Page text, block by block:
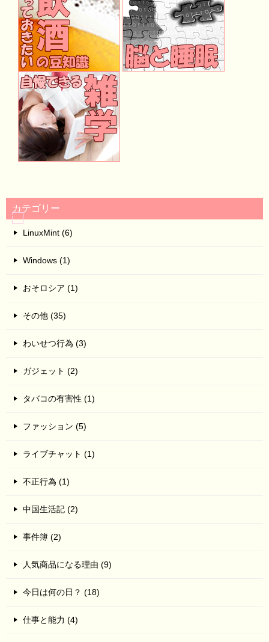
カテゴリー
LinuxMint (6)
Windows (1)
おそロシア (1)
その他 (35)
わいせつ行為 (3)
ガジェット (2)
タバコの有害性 (1)
ファッション (5)
ライブチャット (1)
不正行為 (1)
中国生活記 (2)
事件簿 (2)
人気商品になる理由 (9)
今日は何の日？ (18)
仕事と能力 (4)